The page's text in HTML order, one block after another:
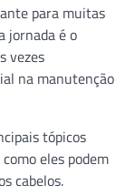
para muitas
jornada é o
vezes
na manutenção
tópicos
eles podem
cabelos.